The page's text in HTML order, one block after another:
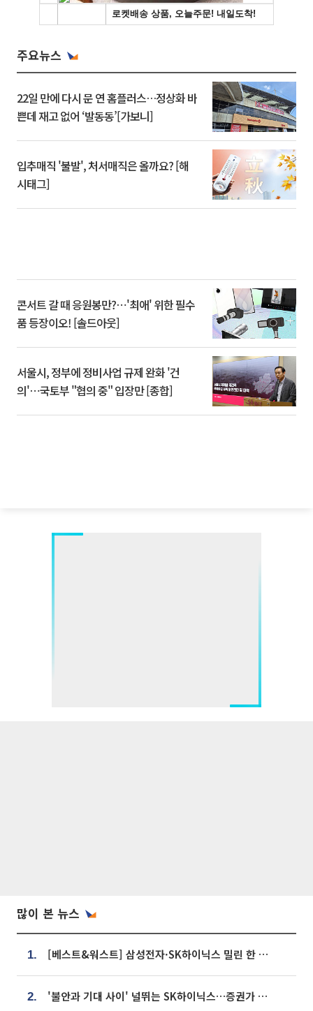
주요뉴스
22일 만에 다시 문 연 홈플러스…정상화 바
쁜데 재고 없어 ‘발동동’[가보니]
입추매직 '불발', 처서매직은 올까요? [해
시태그]
콘서트 갈 때 응원봉만?⋯'최애' 위한 필수
품 등장이오! [솔드아웃]
서울시, 정부에 정비사업 규제 완화 '건
의'⋯국토부 "협의 중" 입장만 [종합]
많이 본 뉴스
1. [베스트&워스트] 삼성전자·SK하이닉스 밀린 한 주…상상인증권은 85% 급등
2. '불안과 기대 사이' 널뛰는 SK하이닉스…증권가 "HBM4·LTA 기반 펀터멘털 견고"